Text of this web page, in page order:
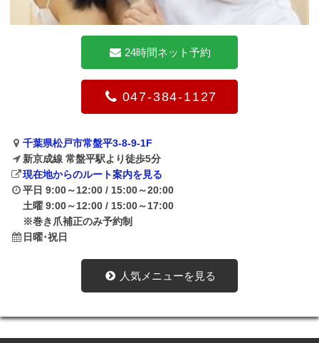
24時間ネット予約
047-384-1127
千葉県松戸市常盤平3-8-9-1F
新京成線 常盤平駅より徒歩5分
現在地からのルート案内を見る
平日 9:00～12:00 / 15:00～20:00
土曜 9:00～12:00 / 15:00～17:00
※巻き爪補正のみ予約制
日曜･祝日
人気メニューを見る